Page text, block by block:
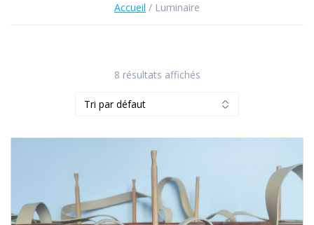
Accueil / Luminaire
8 résultats affichés